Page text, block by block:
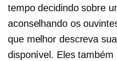
tempo decidindo sobre
aconselhando os
que melhor descreva
disponível. Eles